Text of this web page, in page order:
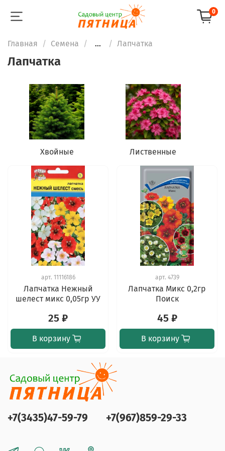
0
Главная Семена ... Лапчатка
Лапчатка
Хвойные Лиственные
арт. 11116186
Лапчатка Нежный
шелест микс 0,05гр УУ
25 ₽
В корзину
арт. 4739
Лапчатка Микс 0,2гр
Поиск
45 ₽
В корзину
+7(3435)47-59-79 +7(967)859-29-33